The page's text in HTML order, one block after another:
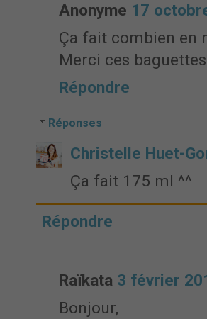
Anonyme 17
Ça fait combien en
Merci ces
Répondre
Réponses
Christelle Huet-
Ça fait 175 ml ^^
Répondre
Raïkata 3 février
Bonjour,